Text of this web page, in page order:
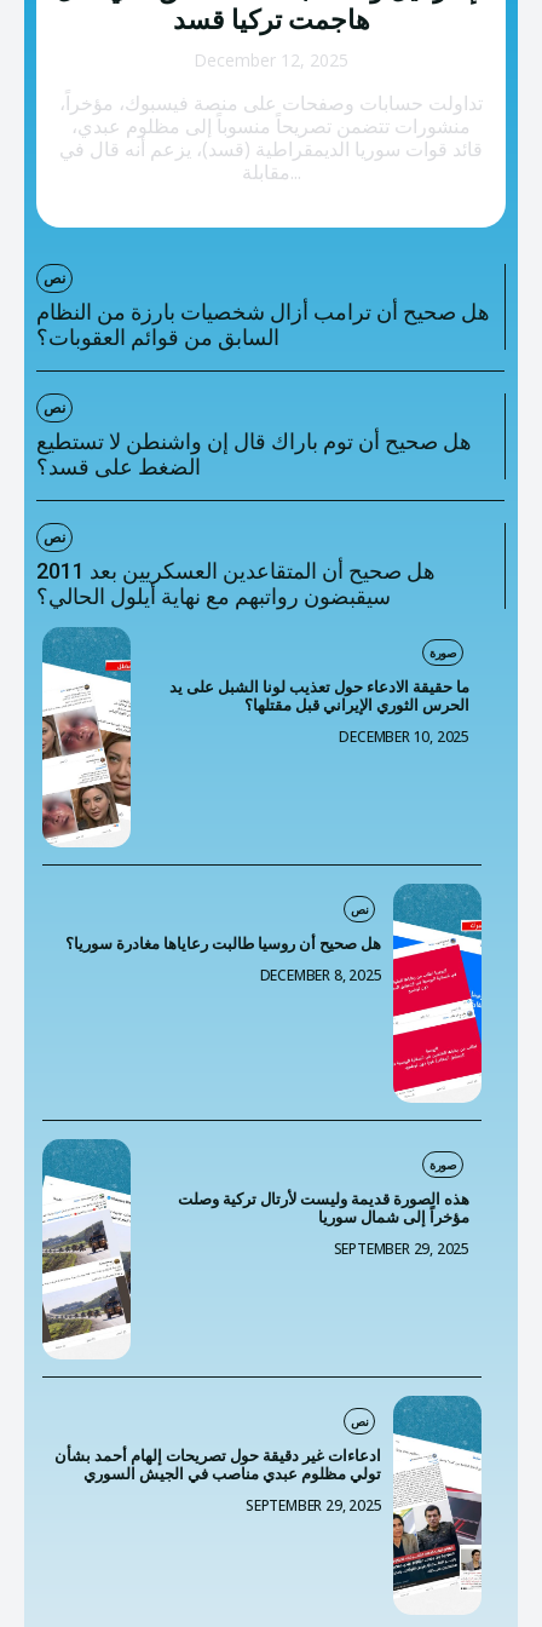
تصنيفات إضافية
المعلومات الخاطئة
المعلومات المضللة
تحقق
هاجمت تركيا قسد
December 12, 2025
تداولت حسابات وصفحات على منصة فيسبوك، مؤخراً،
منشورات تتضمن تصريحاً منسوباً إلى مظلوم عبدي،
قائد قوات سوريا الديمقراطية (قسد)، يزعم أنه قال في
مقابلة...
نص
هل صحيح أن ترامب أزال شخصيات بارزة من النظام
السابق من قوائم العقوبات؟
نص
هل صحيح أن توم باراك قال إن واشنطن لا تستطيع
الضغط على قسد؟
نص
هل صحيح أن المتقاعدين العسكريين بعد 2011
سيقبضون رواتبهم مع نهاية أيلول الحالي؟
صورة
ما حقيقة الادعاء حول تعذيب لونا الشبل على يد
الحرس الثوري الإيراني قبل مقتلها؟
DECEMBER 10, 2025
نص
هل صحيح أن روسيا طالبت رعاياها مغادرة سوريا؟
DECEMBER 8, 2025
صورة
هذه الصورة قديمة وليست لأرتال تركية وصلت
مؤخراً إلى شمال سوريا
SEPTEMBER 29, 2025
نص
ادعاءات غير دقيقة حول تصريحات إلهام أحمد بشأن
تولي مظلوم عبدي مناصب في الجيش السوري
SEPTEMBER 29, 2025